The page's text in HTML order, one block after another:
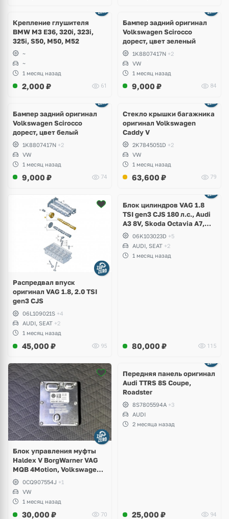
Крепление глушителя
BMW M3 E36, 320i, 323i,
325i, S50, M50, M52
~
~
1 месяц назад
2,000 ₽ 61
Бампер задний оригинал
Volkswagen Scirocco
дорест, цвет зеленый
1K8807417N +2
VW
1 месяц назад
9,000 ₽ 84
Бампер задний оригинал
Volkswagen Scirocco
дорест, цвет белый
1K8807417N +2
VW
1 месяц назад
9,000 ₽ 74
Стекло крышки багажника
оригинал Volkswagen
Caddy V
2K7845051D +2
VW
1 месяц назад
63,600 ₽ 79
Распредвал впуск
оригинал VAG 1.8, 2.0 TSI
gen3 CJS
06L109021S +4
AUDI, SEAT +2
1 месяц назад
45,000 ₽ 95
2 фото
Блок цилиндров VAG 1.8
TSI gen3 CJS 180 л.с., Audi
A3 8V, Skoda Octavia A7,
Superb, Volkswagen Passat
B8, Golf VII Alltrack, Seat
Leon
06K103023D +5
AUDI, SEAT +2
1 месяц назад
80,000 ₽ 115
Блок управления муфты
Haldex V BorgWarner VAG
MQB 4Motion, Volkswagen
Tiguan
0CQ907554J +1
VW
1 месяц назад
30,000 ₽ 70
2 фото
Передняя панель оригинал
Audi TTRS 8S Coupe,
Roadster
8S7805594A +3
AUDI
2 месяца назад
25,000 ₽ 94